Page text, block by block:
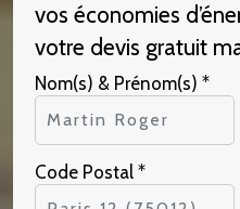
vos économies
votre devis gratuit
Nom(s) & Prénom(s) *
Code Postal *